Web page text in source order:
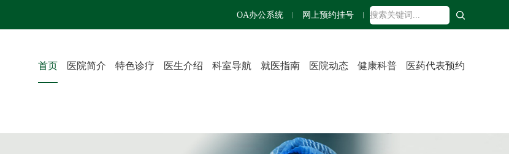
OA办公系统 网上预约挂号
首页 医院简介 特色诊疗 医生介绍 科室导航 就医指南 医院动态 健康科普 医药代表预约